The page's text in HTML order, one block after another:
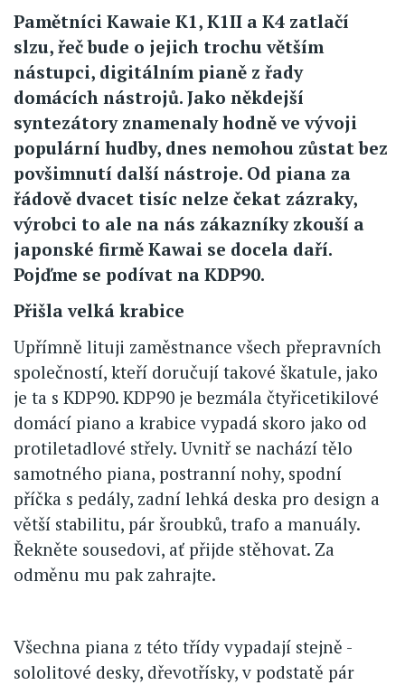
Pamětníci Kawaie K1, K1II a K4 zatlačí
slzu, řeč bude o jejich trochu větším
nástupci, digitálním pianě z řady
domácích nástrojů. Jako někdejší
syntezátory znamenaly hodně ve vývoji
populární hudby, dnes nemohou zůstat bez
povšimnutí další nástroje. Od piana za
řádově dvacet tisíc nelze čekat zázraky,
výrobci to ale na nás zákazníky zkouší a
japonské firmě Kawai se docela daří.
Pojďme se podívat na KDP90.
Přišla velká krabice
Upřímně lituji zaměstnance všech přepravních
společností, kteří doručují takové škatule, jako
je ta s KDP90. KDP90 je bezmála čtyřicetikilové
domácí piano a krabice vypadá skoro jako od
protiletadlové střely. Uvnitř se nachází tělo
samotného piana, postranní nohy, spodní
příčka s pedály, zadní lehká deska pro design a
větší stabilitu, pár šroubků, trafo a manuály.
Řekněte sousedovi, ať přijde stěhovat. Za
odměnu mu pak zahrajte.
Všechna piana z této třídy vypadají stejně -
sololitové desky, dřevotřísky, v podstatě pár